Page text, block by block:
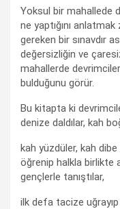
Yoksul bir mahallede
ne yaptığını
gereken bir sınavdır
değersizliğin ve
mahallerde
bulduğunu görür.
Bu kitapta ki
denize daldılar, kah
kah yüzdüler, kah
öğrenip halkla birlikte
gençlerle tanıştılar,
ilk defa tacize